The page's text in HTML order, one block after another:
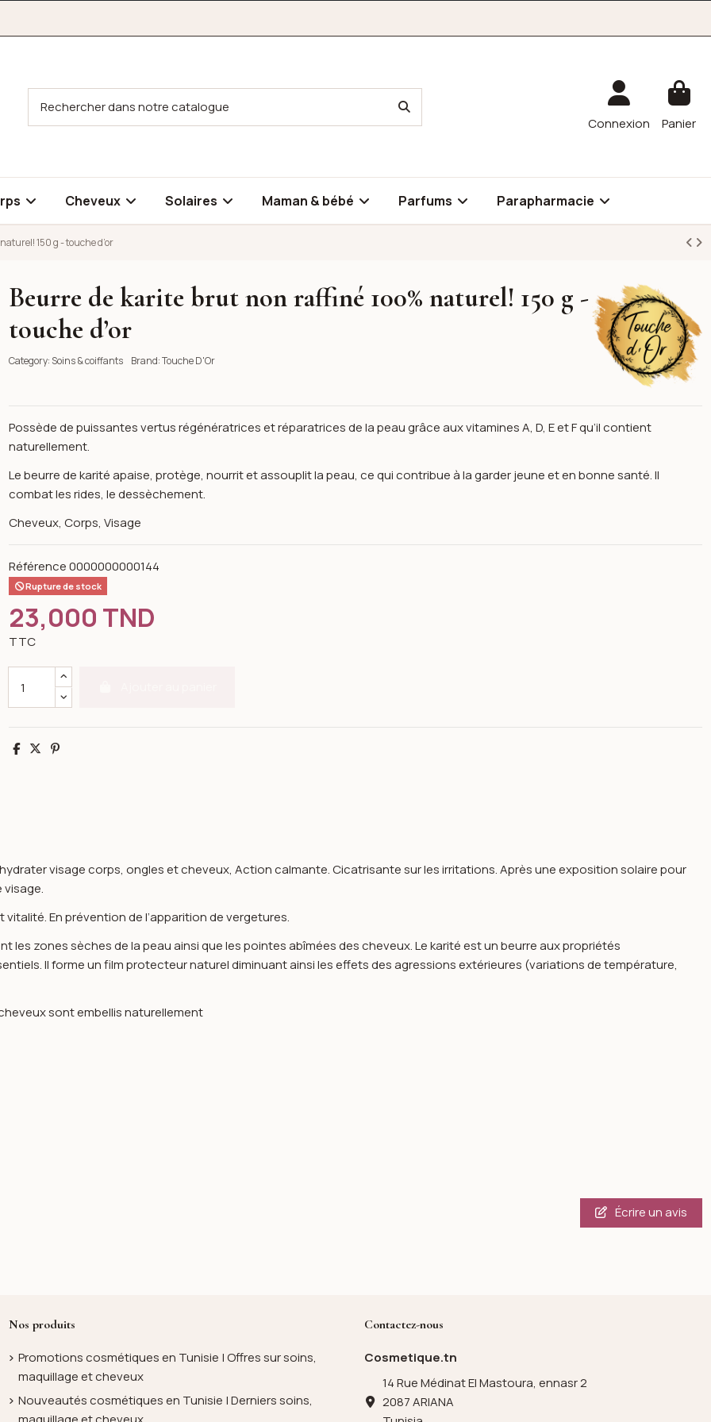
Connexion Panier
Cheveux Solaires Maman & bébé Parfums Parapharmacie
150 g - touche d’or
naturel! 150 g - touche d’or
naturel! 150 g - touche d’or Touche D'Or
Beurre de karite brut non raffiné 100% naturel! 150 g -
touche d’or
Category: Soins & coiffants Brand:Touche D'Or
Possède de puissantes vertus régénératrices et réparatrices de la peau grâce aux vitamines A, D, E et F qu’il contient
naturellement.
Le beurre de karité apaise, protège, nourrit et assouplit la peau, ce qui contribue à la garder jeune et en bonne santé. Il
combat les rides, le dessèchement.
Cheveux, Corps, Visage
Référence 0000000000144
Rupture de stock
23,000 TND
TTC
Partager
TweetPinterest
visage corps, ongles et cheveux, Action calmante. Cicatrisante sur les irritations. Après une exposition solaire pour
visage.
En prévention de l’apparition de vergetures.
les zones sèches de la peau ainsi que les pointes abîmées des cheveux. Le karité est un beurre aux propriétés
Il forme un film protecteur naturel diminuant ainsi les effets des agressions extérieures (variations de température,
sont embellis naturellement
Écrire un avis
Nos produits
Promotions cosmétiques en Tunisie | Offres sur soins,
maquillage et cheveux
Nouveautés cosmétiques en Tunisie | Derniers soins,
Contactez-nous
Cosmetique.tn
14 Rue Médinat El Mastoura, ennasr 2
2087 ARIANA